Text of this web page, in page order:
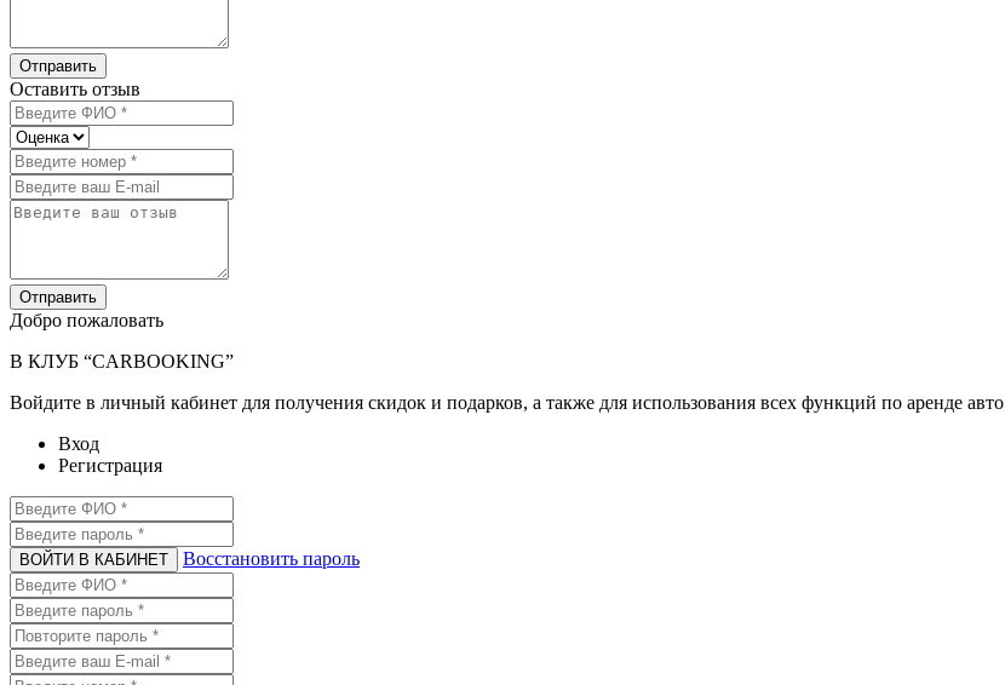
Отправить
Оставить отзыв
Отправить
Добро пожаловать
В КЛУБ “CARBOOKING”
Войдите в личный кабинет для получения скидок и подарков, а также для использования всех функций по аренде авто
Вход
Регистрация
ВОЙТИ В КАБИНЕТ Восстановить пароль